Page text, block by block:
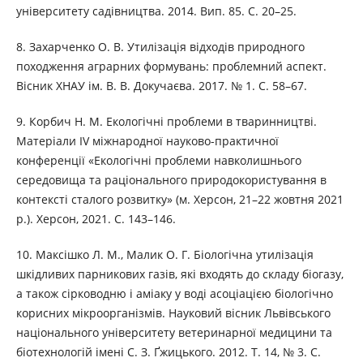
університету садівництва. 2014. Вип. 85. С. 20–25.
8. Захарченко О. В. Утилізація відходів природного
походження аграрних формувань: проблемний аспект.
Вісник ХНАУ ім. В. В. Докучаєва. 2017. № 1. С. 58–67.
9. Корбич Н. М. Екологічні проблеми в тваринництві.
Матеріали IV міжнародної науково-практичної
конференції «Екологічні проблеми навколишнього
середовища та раціонального природокористування в
контексті сталого розвитку» (м. Херсон, 21–22 жовтня 2021
р.). Херсон, 2021. С. 143–146.
10. Максішко Л. М., Малик О. Г. Біологічна утилізація
шкідливих парникових газів, які входять до складу біогазу,
а також сірководню і аміаку у воді асоціацією біологічно
корисних мікроорганізмів. Науковий вісник Львівського
національного університету ветеринарної медицини та
біотехнологій імені С. З. Ґжицького. 2012. Т. 14, № 3. С.